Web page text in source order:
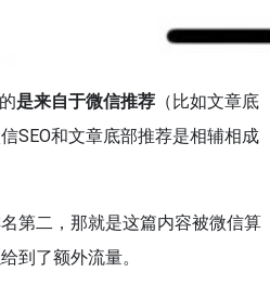
是来自于微信推荐 （比如文章底
SEO和文章底部推荐是相辅相成
第二，那就是这篇内容被微信算
到了额外流量。